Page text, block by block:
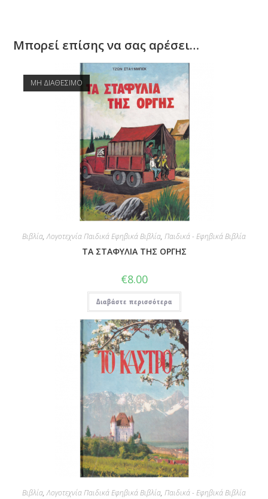
Μπορεί επίσης να σας αρέσει…
ΜΗ ΔΙΑΘΕΣΙΜΟ
Βιβλία,Λογοτεχνία Παιδικά Εφηβικά Βιβλία, Παιδικά - Εφηβικά Βιβλία
ΤΑ ΣΤΑΦΥΛΙΑ ΤΗΣ ΟΡΓΗΣ
€8.00
Διαβάστε περισσότερα
Βιβλία,Λογοτεχνία Παιδικά Εφηβικά Βιβλία, Παιδικά - Εφηβικά Βιβλία